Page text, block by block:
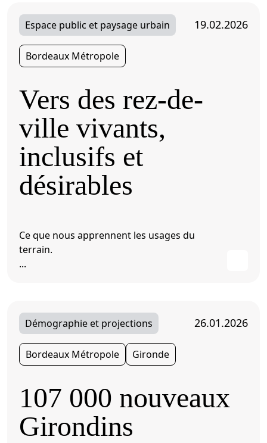
Espace public et paysage urbain 19.02.2026
Bordeaux Métropole
Vers des rez-de-
ville vivants,
inclusifs et
désirables
Ce que nous apprennent les usages du
terrain.
...
Démographie et projections 26.01.2026
Bordeaux Métropole Gironde
107 000 nouveaux
Girondins